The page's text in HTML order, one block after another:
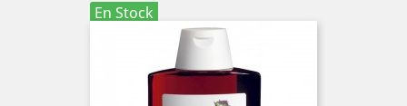
En Stock